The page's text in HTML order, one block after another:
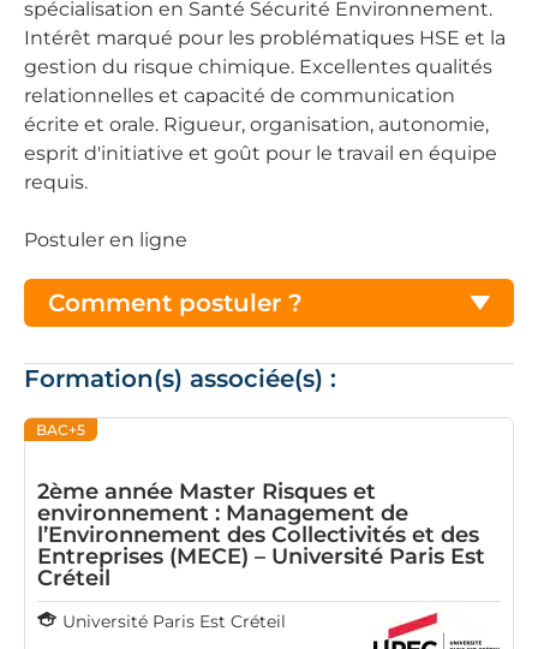
spécialisation en Santé Sécurité Environnement.
Intérêt marqué pour les problématiques HSE et la
gestion du risque chimique. Excellentes qualités
relationnelles et capacité de communication
écrite et orale. Rigueur, organisation, autonomie,
esprit d'initiative et goût pour le travail en équipe
requis.
Postuler en ligne
Comment postuler ?
Formation(s) associée(s) :
BAC+5
2ème année Master Risques et
environnement : Management de
l’Environnement des Collectivités et des
Entreprises (MECE) – Université Paris Est
Créteil
Université Paris Est Créteil